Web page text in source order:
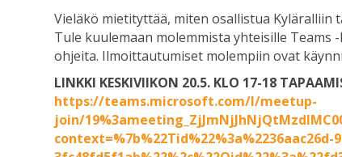
Vieläkö mietityttää, miten osallistua Kyläralliin
Tule kuulemaan molemmista yhteisille Teams
ohjeita. Ilmoittautumiset molempiin ovat
LINKKI KESKIVIIKON 20.5. KLO 17-18
https://teams.microsoft.com/l/meetup-
join/
context=%7b%22Tid%22%3a%2236aac26d-